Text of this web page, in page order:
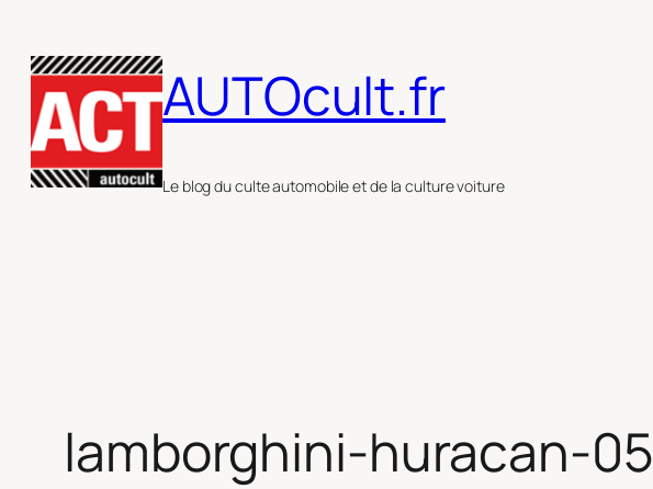
au
contenu
AUTOcult.fr
Le blog du culte automobile et de la culture voiture
lamborghini-huracan-05